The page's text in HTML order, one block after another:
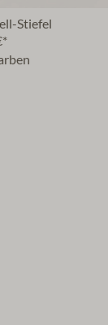
Stiefel